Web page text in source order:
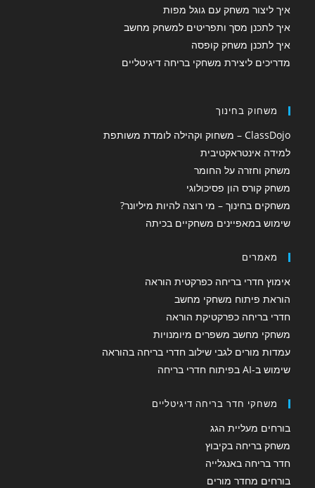
איך ליצור משחק עם גוגל מפות
איך לתכנן מסך ותפריטים למשחק מחשב
איך לתכנן משחק קופסה
מדריכים ליצירת משחקי בריחה דיגיטליים
משחוק בחינוך
ClassDojo – משחוק וקהילה לומדת משותפת
למידה אינטראקטיבית
משחק וחזרה על החומר
משחק קורס הון פסיכולוגי
משחקים בחינוך – מי רוצה להיות מיליונר?
שימוש במאפיינים משחקיים בכיתה
מאמרים
אימוץ חדרי בריחה כפרקטית הוראה
הוראת פיתוח משחקי מחשב
חדרי בריחה כפרקטיקת הוראה
משחקי מחשב משפרים מיומנויות
עמדות מורים לגבי שילוב חדרי בריחה בהוראה
שימוש ב-AI בפיתוח חדרי בריחה
משחקי חדר בריחה דיגיטליים
בורחים מעליית הגג
משחק בריחה בקיבוץ
חדר בריחה באנגלייה
בורחים מחדר מורים